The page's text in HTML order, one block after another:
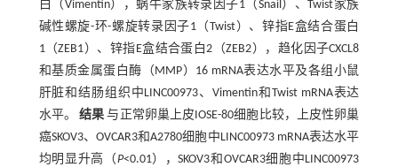
白（Vimentin），蜗牛家族转录因子1（Snail）、Twist家族
碱性螺旋-环-螺旋转录因子1（Twist）、锌指E盒结合蛋白
1（ZEB1）、锌指E盒结合蛋白2（ZEB2），趋化因子CXCL8
和基质金属蛋白酶（MMP）16 mRNA表达水平及各组小鼠
肝脏和结肠组织中LINC00973、Vimentin和Twist mRNA表达
水平。结果 与正常卵巢上皮IOSE-80细胞比较，上皮性卵巢
癌SKOV3、OVCAR3和A2780细胞中LINC00973 mRNA表达水平
均明显升高（P<0.01），SKOV3和OVCAR3细胞中LINC00973